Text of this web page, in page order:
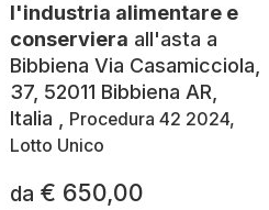
l'industria alimentare e
conserviera all'asta a
Bibbiena Via Casamicciola,
37, 52011 Bibbiena AR,
Italia ,
Procedura 42 2024,
Lotto Unico
da € 650,00